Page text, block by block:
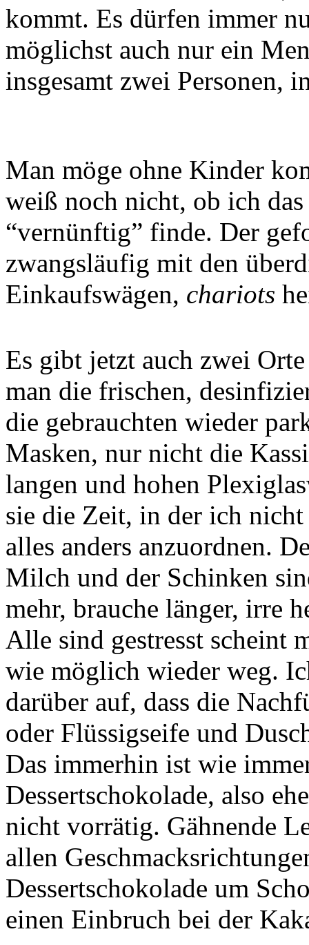
kommt. Es dürfen immer
möglichst auch nur ein
insgesamt zwei Personen,
Man möge ohne Kinder
weiß noch nicht, ob ich
“vernünftig” finde. Der
zwangsläufig mit den
Einkaufswägen, chariots
Es gibt jetzt auch zwei
man die frischen,
die gebrauchten wieder
Masken, nur nicht die
langen und hohen
sie die Zeit, in der ich
alles anders anzuordnen.
Milch und der Schinken
mehr, brauche länger, irre
Alle sind gestresst scheint
wie möglich wieder weg.
darüber auf, dass die
oder Flüssigseife und
Das immerhin ist wie
Dessertschokolade, also
nicht vorrätig. Gähnende
allen
Dessertschokolade um
einen Einbruch bei der